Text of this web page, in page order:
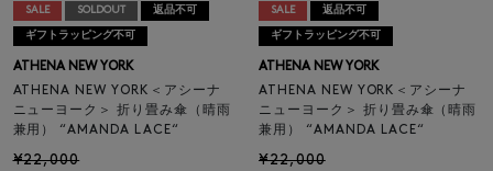
SALE SOLDOUT 返品不可
ギフトラッピング不可
ATHENA NEW YORK
ATHENA NEW YORK＜アシーナ
ニューヨーク＞ 折り畳み傘（晴雨
兼用） “AMANDA LACE“
¥22,000
SALE 返品不可
ギフトラッピング不可
ATHENA NEW YORK
ATHENA NEW YORK＜アシーナ
ニューヨーク＞ 折り畳み傘（晴雨
兼用） “AMANDA LACE“
¥22,000